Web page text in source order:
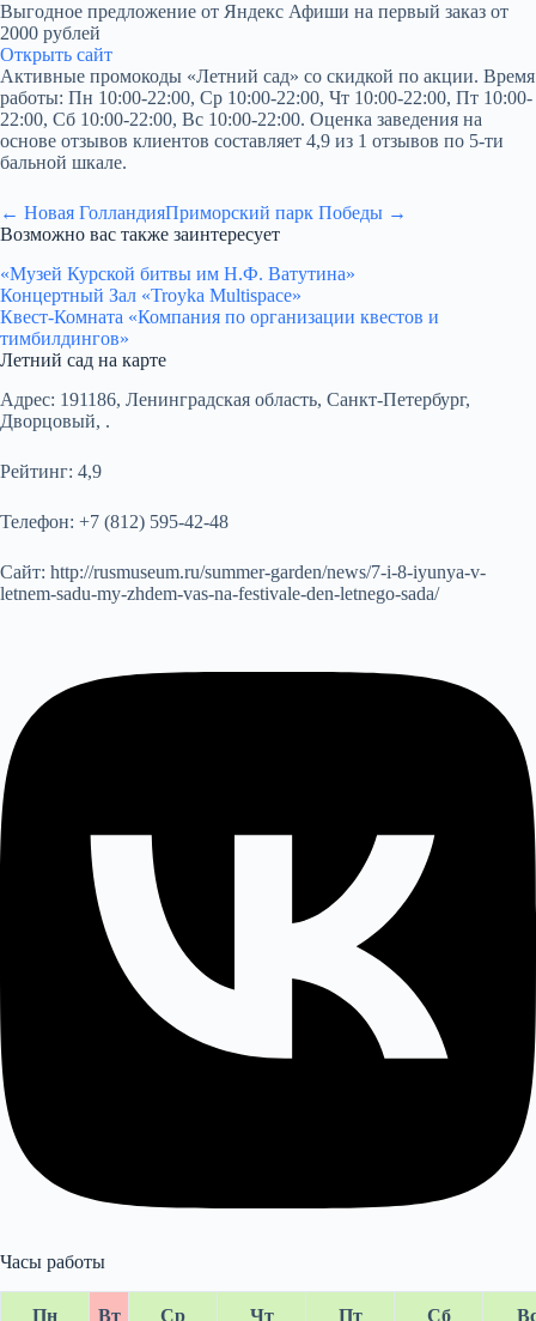
Выгодное предложение от Яндекс Афиши на первый заказ от
2000 рублей
Открыть сайт
Активные промокоды «Летний сад» со скидкой по акции. Время
работы: Пн 10:00-22:00, Ср 10:00-22:00, Чт 10:00-22:00, Пт 10:00-
22:00, Сб 10:00-22:00, Вс 10:00-22:00. Оценка заведения на
основе отзывов клиентов составляет 4,9 из 1 отзывов по 5-ти
бальной шкале.
← Новая ГолландияПриморский парк Победы →
Возможно вас также заинтересует
«Музей Курской битвы им Н.Ф. Ватутина»
Концертный Зал «Troyka Multispace»
Квест-Комната «Компания по организации квестов и
тимбилдингов»
Летний сад на карте
Адрес: 191186, Ленинградская область, Санкт-Петербург,
Дворцовый, .
Рейтинг: 4,9
Телефон: +7 (812) 595-42-48
Сайт: http://rusmuseum.ru/summer-garden/news/7-i-8-iyunya-v-
letnem-sadu-my-zhdem-vas-na-festivale-den-letnego-sada/
Часы работы
Пн Вт Ср Чт Пт Сб